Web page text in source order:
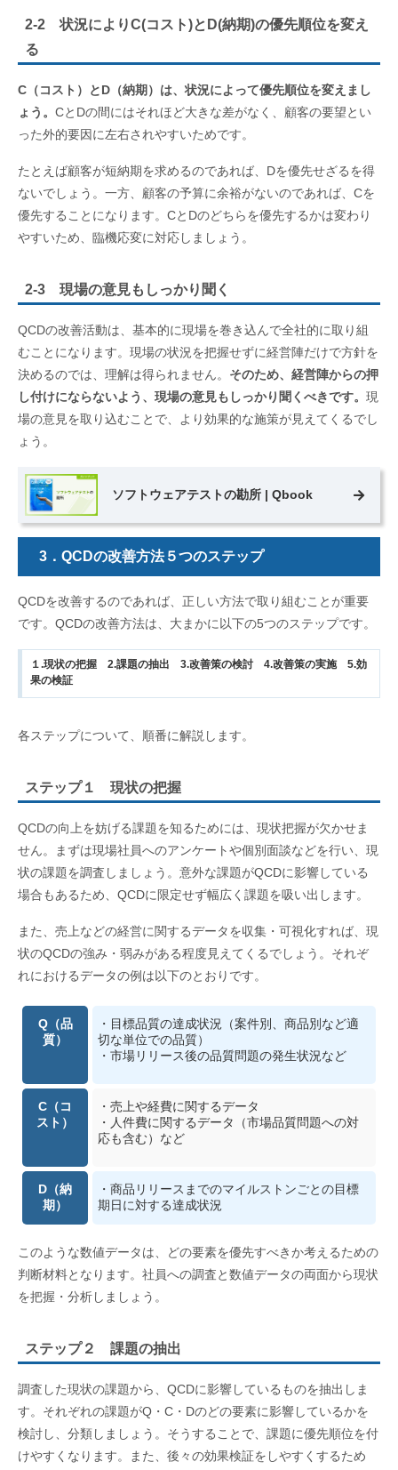
2-2 状況によりC(コスト)とD(納期)の優先順位を変え
る
C（コスト）とD（納期）は、状況によって優先順位を変えまし
ょう。 CとDの間にはそれほど大きな差がなく、顧客の要望とい
った外的要因に左右されやすいためです。
たとえば顧客が短納期を求めるのであれば、Dを優先せざるを得
ないでしょう。一方、顧客の予算に余裕がないのであれば、Cを
優先することになります。CとDのどちらを優先するかは変わり
やすいため、臨機応変に対応しましょう。
2-3 現場の意見もしっかり聞く
QCDの改善活動は、基本的に現場を巻き込んで全社的に取り組
むことになります。現場の状況を把握せずに経営陣だけで方針を
決めるのでは、理解は得られません。 そのため、経営陣からの押
し付けにならないよう、現場の意見もしっかり聞くべきです。 現
場の意見を取り込むことで、より効果的な施策が見えてくるでし
ょう。
ソフトウェアテストの勘所 | Qbook
3．QCDの改善方法５つのステップ
QCDを改善するのであれば、正しい方法で取り組むことが重要
です。QCDの改善方法は、大まかに以下の5つのステップです。
１.現状の把握 2.課題の抽出 3.改善策の検討 4.改善策の実施 5.効
果の検証
各ステップについて、順番に解説します。
ステップ１ 現状の把握
QCDの向上を妨げる課題を知るためには、現状把握が欠かせま
せん。まずは現場社員へのアンケートや個別面談などを行い、現
状の課題を調査しましょう。意外な課題がQCDに影響している
場合もあるため、QCDに限定せず幅広く課題を吸い出します。
また、売上などの経営に関するデータを収集・可視化すれば、現
状のQCDの強み・弱みがある程度見えてくるでしょう。それぞ
れにおけるデータの例は以下のとおりです。
Q（品
質）
・目標品質の達成状況（案件別、商品別など適
切な単位での品質）
・市場リリース後の品質問題の発生状況など
C（コ
スト）
・売上や経費に関するデータ
・人件費に関するデータ（市場品質問題への対
応も含む）など
D（納
期）
・商品リリースまでのマイルストンごとの目標
期日に対する達成状況
このような数値データは、どの要素を優先すべきか考えるための
判断材料となります。社員への調査と数値データの両面から現状
を把握・分析しましょう。
ステップ２ 課題の抽出
調査した現状の課題から、QCDに影響しているものを抽出しま
す。それぞれの課題がQ・C・Dのどの要素に影響しているかを
検討し、分類しましょう。そうすることで、課題に優先順位を付
けやすくなります。また、後々の効果検証をしやすくするため